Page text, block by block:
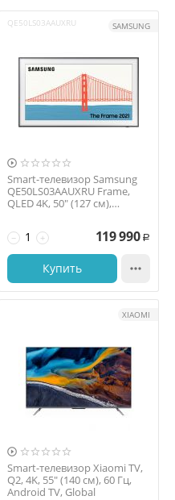
QE50LS03AAUXRU

SAMSUNG
Smart-телевизор Samsung
QE50LS03AAUXRU Frame,
QLED 4K, 50" (127 см),
+
− 119 990 Р
Купить 

XIAOMI
Smart-телевизор Xiaomi TV,
Q2, 4K, 55" (140 см), 60 Гц,
Android TV, Global